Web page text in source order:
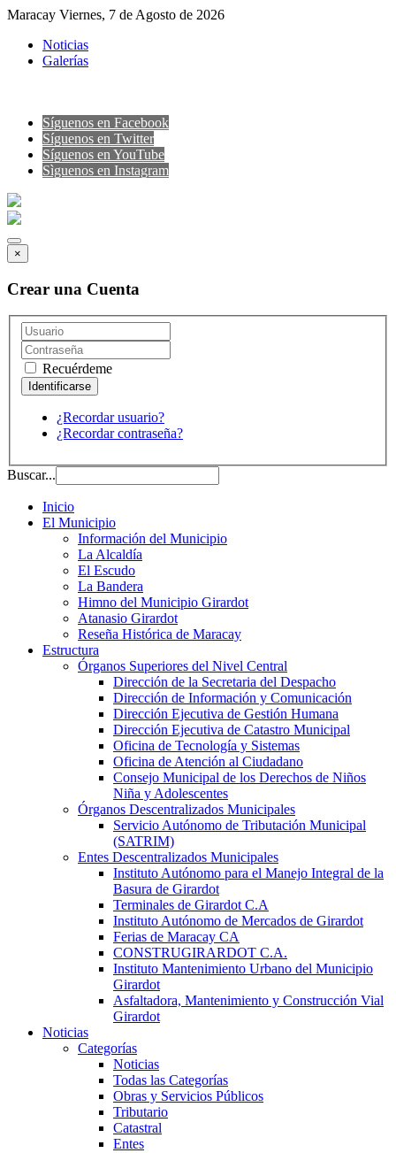
Maracay Viernes, 7 de Agosto de 2026
Noticias
Galerías
Síguenos en Facebook
Síguenos en Twitter
Síguenos en YouTube
Sìguenos en Instagram
×
Crear una Cuenta
Recuérdeme
¿Recordar usuario?
¿Recordar contraseña?
Buscar...
Inicio
El Municipio
Información del Municipio
La Alcaldía
El Escudo
La Bandera
Himno del Municipio Girardot
Atanasio Girardot
Reseña Histórica de Maracay
Estructura
Órganos Superiores del Nivel Central
Dirección de la Secretaria del Despacho
Dirección de Información y Comunicación
Dirección Ejecutiva de Gestión Humana
Dirección Ejecutiva de Catastro Municipal
Oficina de Tecnología y Sistemas
Oficina de Atención al Ciudadano
Consejo Municipal de los Derechos de Niños
Niña y Adolescentes
Órganos Descentralizados Municipales
Servicio Autónomo de Tributación Municipal
(SATRIM)
Entes Descentralizados Municipales
Instituto Autónomo para el Manejo Integral de la
Basura de Girardot
Terminales de Girardot C.A
Instituto Autónomo de Mercados de Girardot
Ferias de Maracay CA
CONSTRUGIRARDOT C.A.
Instituto Mantenimiento Urbano del Municipio
Girardot
Asfaltadora, Mantenimiento y Construcción Vial
Girardot
Noticias
Categorías
Noticias
Todas las Categorías
Obras y Servicios Públicos
Tributario
Catastral
Entes